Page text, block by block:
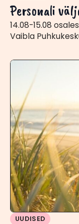
Personali
14.08-15.08
Vaibla
UUDISED